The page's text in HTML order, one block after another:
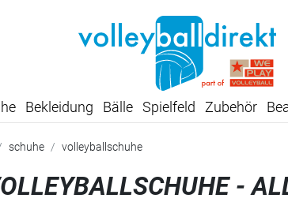
SUMMER SALE: SPARE BIS ZU 65%
Bekleidung Bälle Spielfeld Zubehör
schuhe volleyballschuhe
-